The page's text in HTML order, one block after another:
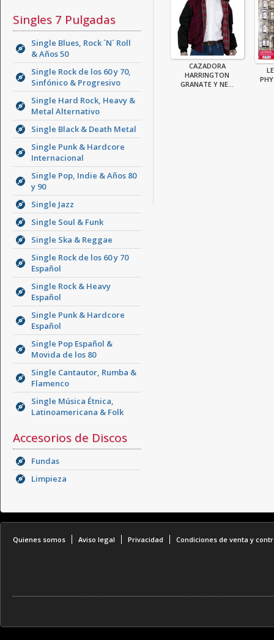
Singles 7 Pulgadas
Single Blues, Rock ´N´ Roll
& Años 50
Single Rock de los 60 y 70,
Sinfónico & Progresivo
Single Hard Rock, Heavy &
Metal Alternativo
Single Black & Death Metal
Single Punk & Hardcore
Internacional
Single Pop, Indie & Años 80
y 90
Single Jazz
Single Soul & Funk
Single Ska & Reggae
Single Rock de los 60 y 70
Español
Single Rock & Heavy
Español
Single Punk & Hardcore
Español
Single Pop Español &
Movida de los 80
Single Cantautor, Rumba &
Flamenco
Single Música Étnica,
Latinoamericana & Folk
Accesorios de Discos
Fundas
Limpieza
CAZADORA
HARRINGTON
GRANATE Y NE...
Quienes somos Aviso legal Privacidad Condiciones de venta y